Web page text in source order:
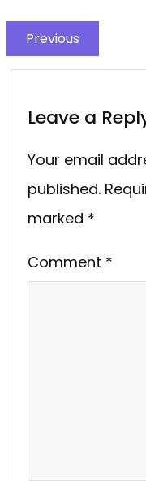
Previous
Leave a
Your email
published.
marked *
Comment *